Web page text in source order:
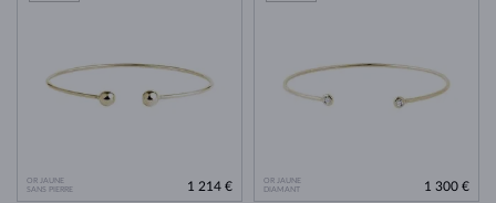
OR JAUNE
SANS PIERRE
1 214 €
OR JAUNE
DIAMANT
1 300 €